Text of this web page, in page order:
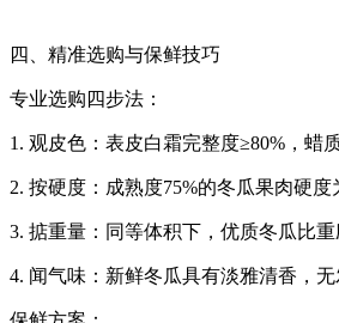
四、精准选购与保鲜技巧
专业选购四步法：
1. 观皮色：表皮白霜完整度≥80%，蜡
2. 按硬度：成熟度75%的冬瓜果肉硬度
3. 掂重量：同等体积下，优质冬瓜比重
4. 闻气味：新鲜冬瓜具有淡雅清香，